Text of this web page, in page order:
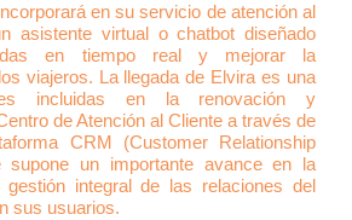
en su servicio de atención al
asistente virtual o chatbot diseñado
en tiempo real y mejorar la
viajeros. La llegada de Elvira es una
incluidas en la renovación y
de Atención al Cliente a través de
CRM (Customer Relationship
supone un importante avance en la
gestión integral de las relaciones del
sus usuarios.